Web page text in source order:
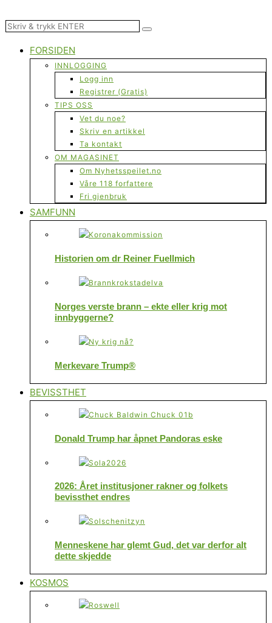
FORSIDEN
INNLOGGING
Logg inn
Registrer (Gratis)
TIPS OSS
Vet du noe?
Skriv en artikkel
Ta kontakt
OM MAGASINET
Om Nyhetsspeilet.no
Våre 118 forfattere
Fri gjenbruk
SAMFUNN
Historien om dr Reiner Fuellmich
Norges verste brann – ekte eller krig mot
innbyggerne?
Merkevare Trump®
BEVISSTHET
Donald Trump har åpnet Pandoras eske
2026: Året institusjoner rakner og folkets
bevissthet endres
Menneskene har glemt Gud, det var derfor alt
dette skjedde
KOSMOS